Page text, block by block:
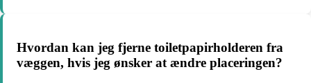
Hvordan kan jeg fjerne toiletpapirholderen fra
væggen, hvis jeg ønsker at ændre placeringen?